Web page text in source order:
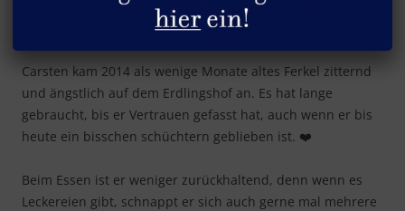
Carsten kam 2014 als wenige Monate altes Ferkel zitternd
und ängstlich auf dem Erdlingshof an. Es hat lange
gebraucht, bis er Vertrauen gefasst hat, auch wenn er bis
heute ein bisschen schüchtern geblieben ist. ❤️
Beim Essen ist er weniger zurückhaltend, denn wenn es
Leckereien gibt, schnappt er sich auch gerne mal mehrere